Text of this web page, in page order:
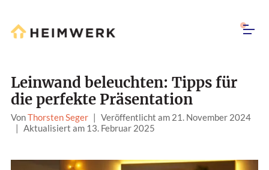
Leinwand beleuchten: Tipps für
die perfekte Präsentation
VonThorsten Seger | Veröffentlicht am 21. November 2024
| Aktualisiert am 13. Februar 2025